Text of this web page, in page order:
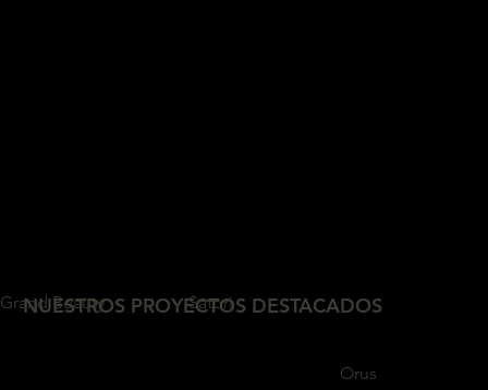
NUESTROS PROYECTOS DESTACADOS
Grand Beauty Satori
Orus